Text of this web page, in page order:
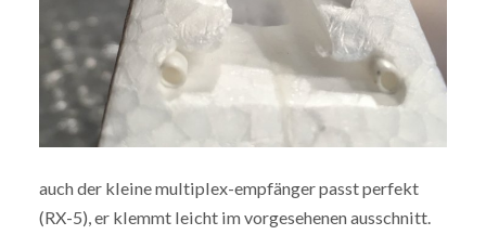
auch der kleine multiplex-empfänger passt perfekt
(RX-5), er klemmt leicht im vorgesehenen ausschnitt.